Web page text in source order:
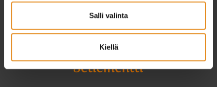
Salli valinta
Kiellä